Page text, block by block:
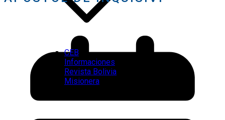
CEB
Informaciones
Revista Bolivia
Misionera